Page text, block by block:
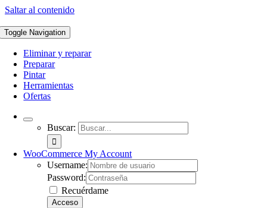
Saltar al contenido
Toggle Navigation
Eliminar y reparar
Preparar
Pintar
Herramientas
Ofertas
Buscar:
WooCommerce My Account
Username:
Password:
Recuérdame